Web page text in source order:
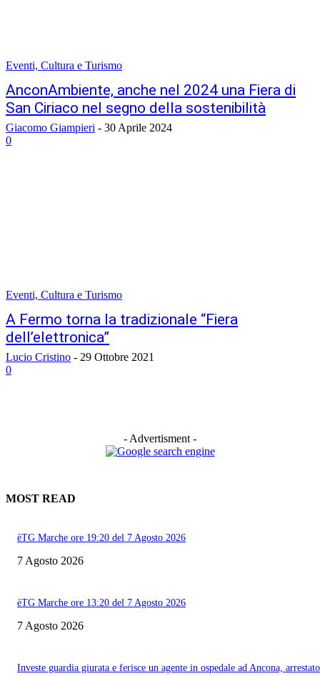
Eventi, Cultura e Turismo
AnconAmbiente, anche nel 2024 una Fiera di
San Ciriaco nel segno della sostenibilità
Giacomo Giampieri - 30 Aprile 2024
0
Eventi, Cultura e Turismo
A Fermo torna la tradizionale “Fiera
dell’elettronica”
Lucio Cristino - 29 Ottobre 2021
0
- Advertisment -
MOST READ
èTG Marche ore 19:20 del 7 Agosto 2026
7 Agosto 2026
èTG Marche ore 13:20 del 7 Agosto 2026
7 Agosto 2026
Investe guardia giurata e ferisce un agente in ospedale ad Ancona, arrestato